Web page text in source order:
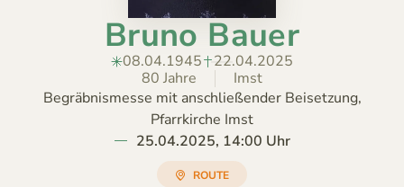
ANGEBOTBruno Bauer
08.04.1945
22.04.2025
80 Jahre
Imst
Begräbnismesse mit anschließender Beisetzung,
Pfarrkirche Imst
25.04.2025, 14:00 Uhr
ROUTE